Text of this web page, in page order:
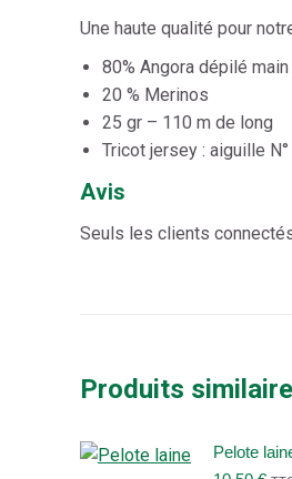
Une haute qualité pour
80% Angora dépilé main
20 % Merinos
25 gr – 110 m de long
Tricot jersey : aiguille
Avis
Seuls les clients
Produits
Pelote